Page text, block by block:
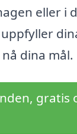
eller i
dina mål.
gratis